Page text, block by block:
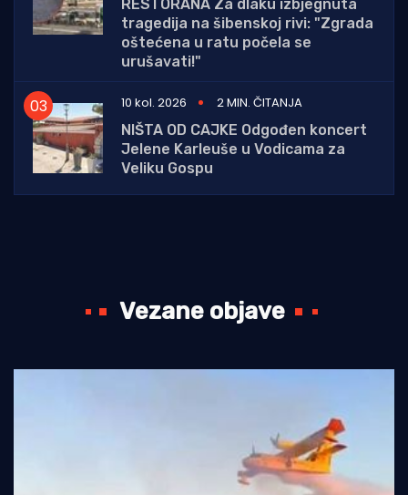
RESTORANA Za dlaku izbjegnuta
tragedija na šibenskoj rivi: "Zgrada
oštećena u ratu počela se
urušavati!"
10 kol. 2026
2 MIN. ČITANJA
NIŠTA OD CAJKE Odgođen koncert
Jelene Karleuše u Vodicama za
Veliku Gospu
Vezane objave